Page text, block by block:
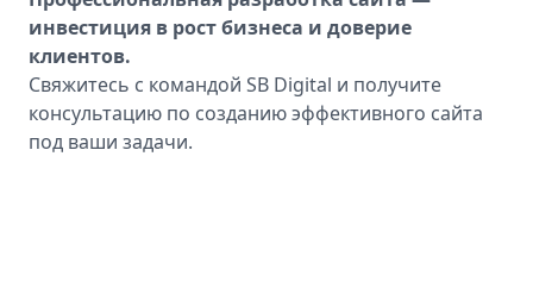
инвестиция в рост бизнеса и доверие
клиентов.
Свяжитесь с командой SB Digital и получите
консультацию по созданию эффективного сайта
под ваши задачи.